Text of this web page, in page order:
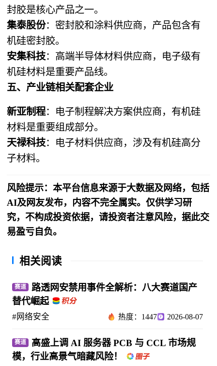
封胶是核心产品之一。
集泰股份：密封胶和涂料供应商，产品包含有
机硅密封胶。
安集科技：高端半导体材料供应商，电子级有
机硅材料是重要产品线。
五、产业链相关配套企业
新亚制程：电子制程解决方案供应商，有机硅
材料是重要组成部分。
天禄科技：电子材料供应商，涉及有机硅高分
子材料。
风险提示：本平台信息来源于大数据及网络，包括
AI及网友发布，内容不完全属实。仅供学习研
究，不构成投资依据，请投资者注意风险，据此交
易盈亏自负。
相关阅读
赛道
路透网安禁用事件全解析：八大赛道国产
替代崛起
#网络安全 热度：1447 2026-08-07
赛道
高盛上调 AI 服务器 PCB 与 CCL 市场规
模，行业高景气暗藏风险！